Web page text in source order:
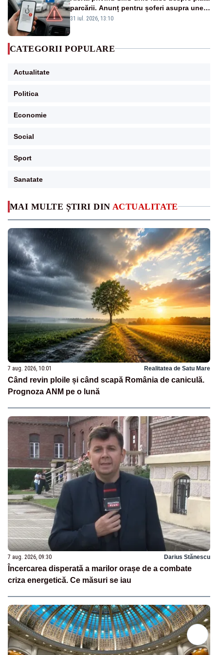
MAI MULTE ȘTIRI DIN ACTUALITATE
7 aug. 2026, 10:01 Realitatea de Satu Mare
Când revin ploile și când scapă România de caniculă.
Prognoza ANM pe o lună
7 aug. 2026, 09:30 Darius Stănescu
Încercarea disperată a marilor orașe de a combate
criza energetică. Ce măsuri se iau
parcării. Anunț pentru șoferi asupra unei
noi metode de fraudă online
31 iul. 2026, 13:10
CATEGORII POPULARE
Actualitate
Politica
Economie
Social
Sport
Sanatate